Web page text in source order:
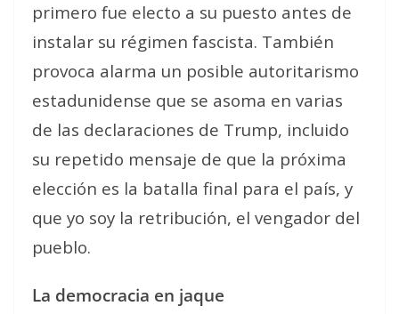
primero fue electo a su puesto antes de
instalar su régimen fascista. También
provoca alarma un posible autoritarismo
estadunidense que se asoma en varias
de las declaraciones de Trump, incluido
su repetido mensaje de que la próxima
elección es la batalla final para el país, y
que yo soy la retribución, el vengador del
pueblo.
La democracia en jaque